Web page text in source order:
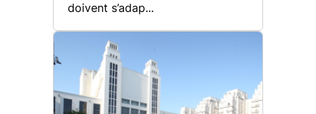
doivent s’adap...